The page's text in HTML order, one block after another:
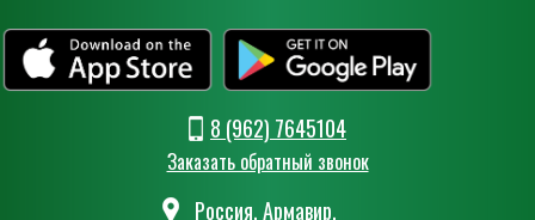
8 (962) 7645104
Заказать обратный звонок
Россия, Армавир,